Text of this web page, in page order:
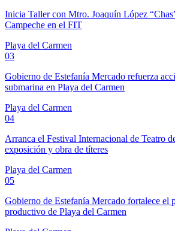
Inicia Taller con Mtro. Joaquín López
Campeche en el FIT
Playa del Carmen
03
Gobierno de Estefanía Mercado refuerza
submarina en Playa del Carmen
Playa del Carmen
04
Arranca el Festival Internacional de Teatro
exposición y obra de títeres
Playa del Carmen
05
Gobierno de Estefanía Mercado fortalece el
productivo de Playa del Carmen